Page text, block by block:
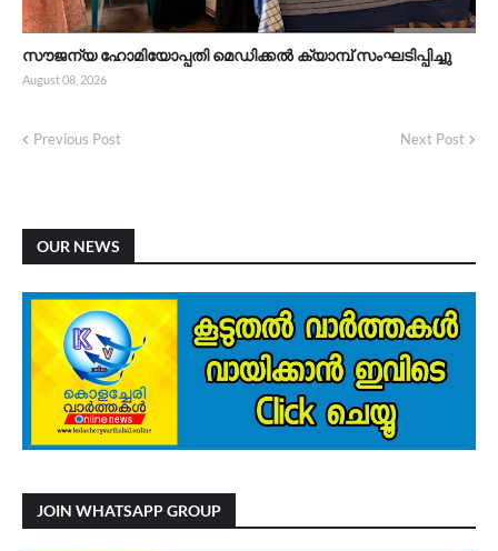
സൗജന്യ ഹോമിയോപ്പതി മെഡിക്കൽ ക്യാമ്പ് സംഘടിപ്പിച്ചു
August 08, 2026
Previous Post Next Post
OUR NEWS
JOIN WHATSAPP GROUP